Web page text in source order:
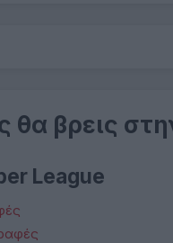
θα βρεις
League